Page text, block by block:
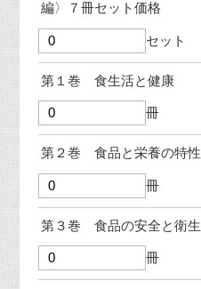
編〉７冊セット価格
セット
第１巻 食生活と健康
冊
第２巻 食品と栄養の特性
冊
第３巻 食品の安全と衛生
冊